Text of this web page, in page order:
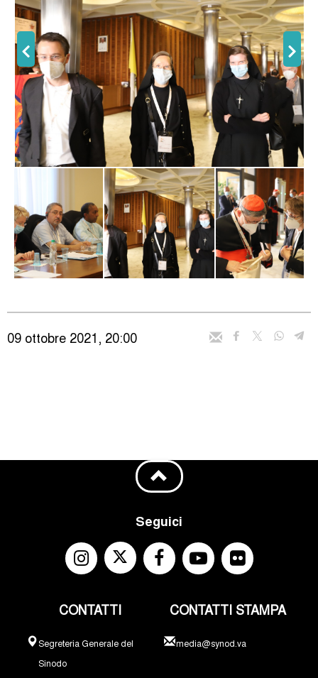
09 ottobre 2021, 20:00
Seguici
CONTATTI
Segreteria Generale del
Sinodo
CONTATTI STAMPA
media@synod.va